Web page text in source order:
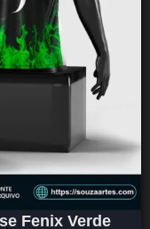
Fenix Verde